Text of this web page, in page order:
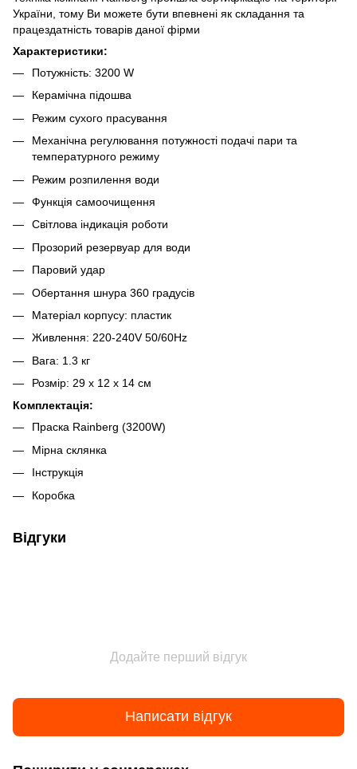
України, тому Ви можете бути впевнені як складання та
працездатність товарів даної фірми
Характеристики:
Потужність: 3200 W
Керамічна підошва
Режим сухого прасування
Механічна регулювання потужності подачі пари та
температурного режиму
Режим розпилення води
Функція самоочищення
Світлова індикація роботи
Прозорий резервуар для води
Паровий удар
Обертання шнура 360 градусів
Матеріал корпусу: пластик
Живлення: 220-240V 50/60Hz
Вага: 1.3 кг
Розмір: 29 x 12 x 14 см
Комплектація:
Праска Rainberg (3200W)
Мірна склянка
Інструкція
Коробка
Відгуки
Додайте перший відгук
Написати відгук